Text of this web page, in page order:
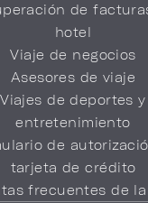
de
hotel
Viaje de negocios
Asesores de viaje
Viajes de deportes y
entretenimiento
de
tarjeta de crédito
frecuentes de la